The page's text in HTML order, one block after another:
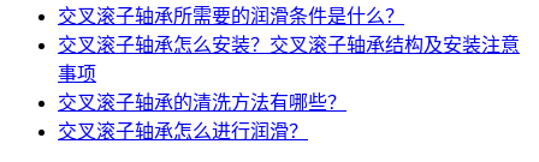
交叉滚子轴承所需要的润滑条件是什么？
交叉滚子轴承怎么安装？交叉滚子轴承结构及安装注意
事项
交叉滚子轴承的清洗方法有哪些？
交叉滚子轴承怎么进行润滑？